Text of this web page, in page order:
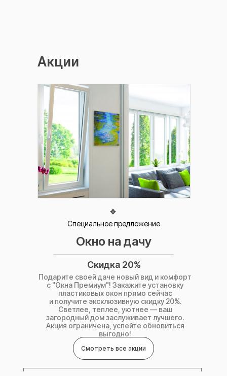
купите Окна в
Набережных Челнах
по лучшей цене
Акции
Окно на дачу
Скидка 20%
Подарите своей даче новый вид и комфорт
с "Окна Премиум"! Закажите установку
пластиковых окон прямо сейчас
и получите эксклюзивную скидку 20%.
Светлее, теплее, уютнее — ваш
загородный дом заслуживает лучшего.
Акция ограничена, успейте обновиться
выгодно!
Специальное предложение
Смотреть все акции
Пластиковые окна
+7 950 949 07 77